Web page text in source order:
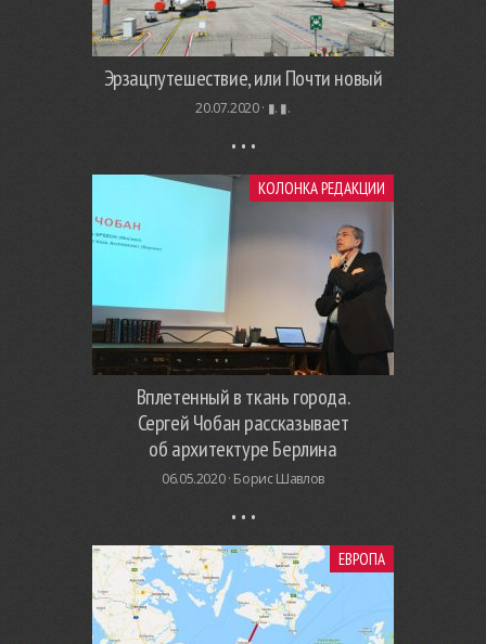
Эрзацпутешествие, или Почти новый
20.07.2020 · ▮. ▮.
КОЛОНКА РЕДАКЦИИ
Вплетенный в ткань города.
Сергей Чобан рассказывает
об архитектуре Берлина
06.05.2020 · Борис Шавлов
ЕВРОПА